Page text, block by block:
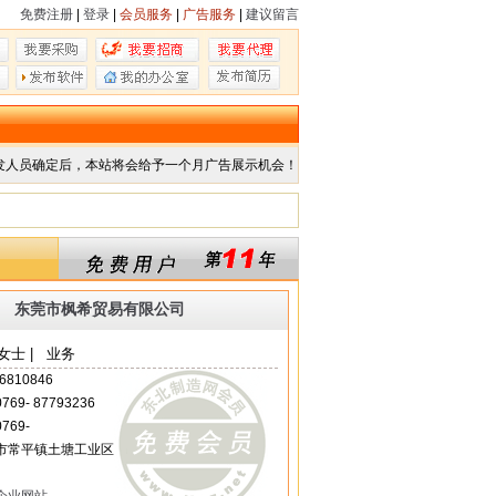
免费注册 登录 会员服务 广告服务 建议留言
员确定后，本站将会给予一个月广告展示机会！
东莞市枫希贸易有限公司
士 | 业务
87793236
常平镇土塘工业区